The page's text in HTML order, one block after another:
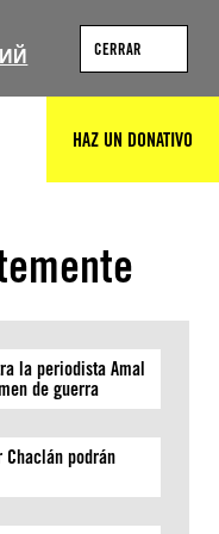
CERRAR
HAZ UN DONATIVO
la periodista Amal
de guerra
Chaclán podrán